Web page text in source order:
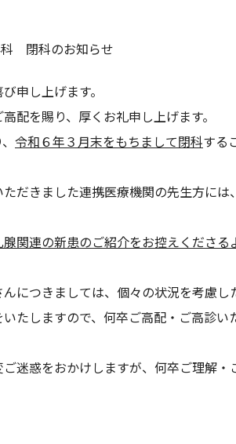
閉科のお知らせ
し上げます。
を賜り、厚くお礼申し上げます。
令和６年３月末をもちまして閉科する
きました連携医療機関の先生方には
関連の新患のご紹介をお控えくださる
つきましては、個々の状況を考慮し
たしますので、何卒ご高配・ご高診い
惑をおかけしますが、何卒ご理解・